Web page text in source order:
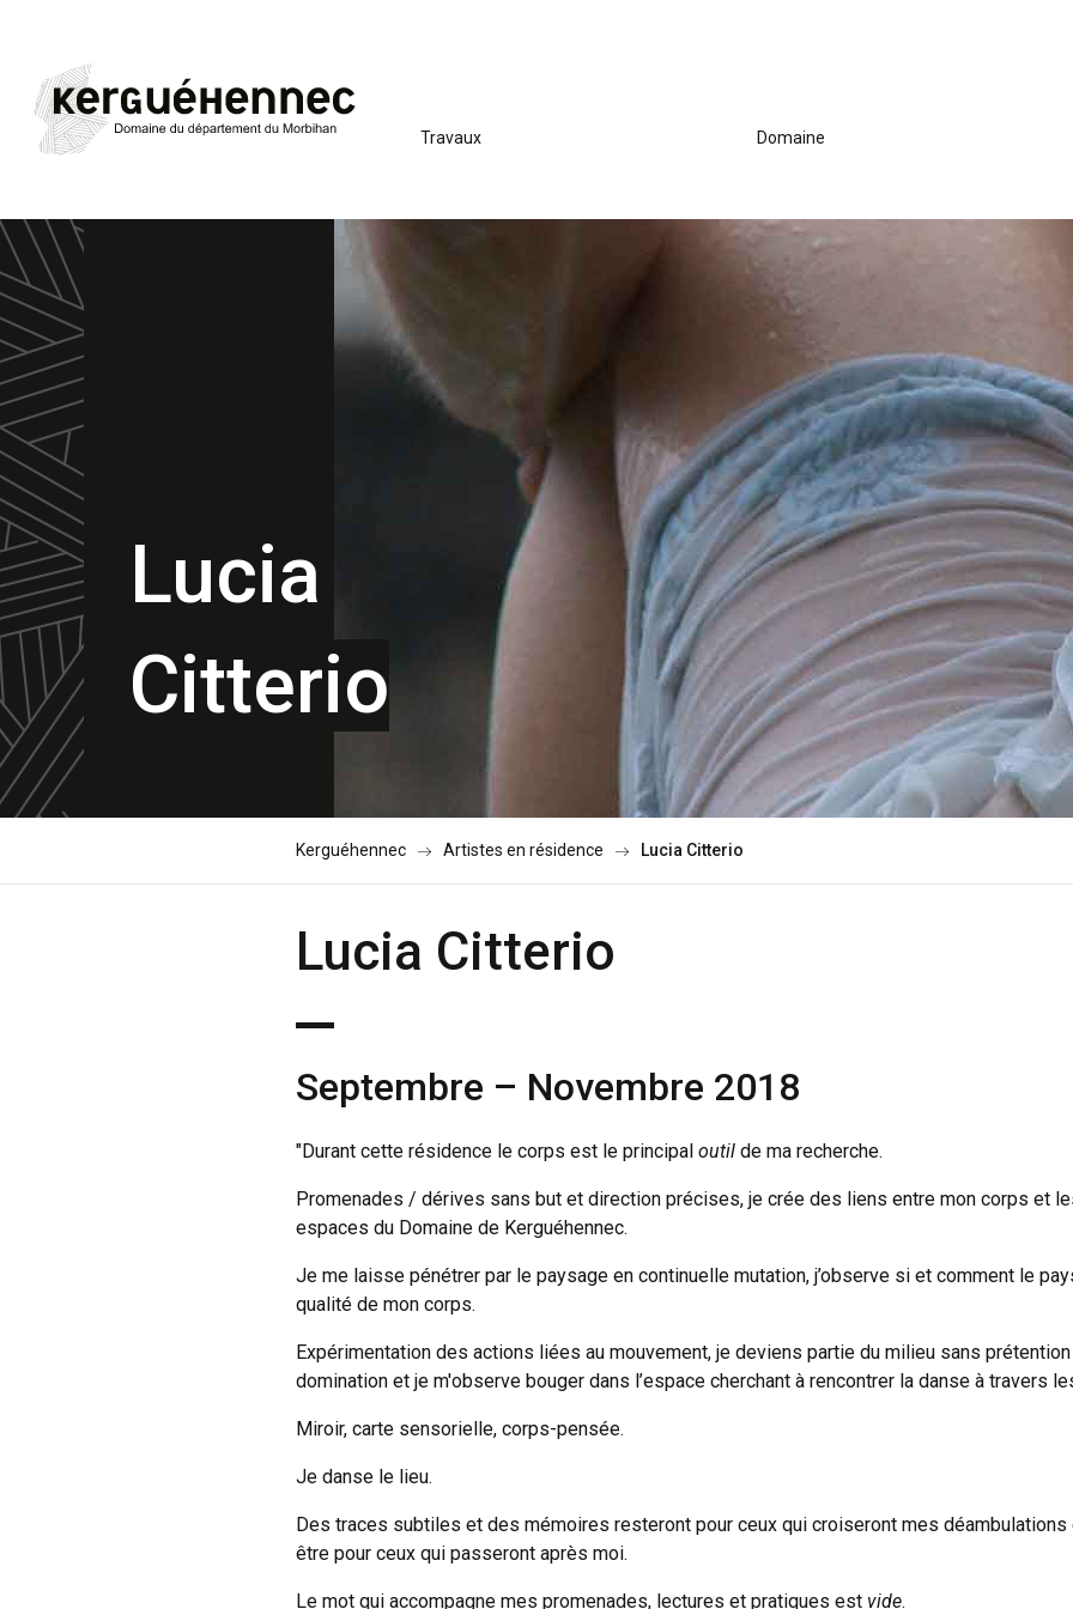
Travaux Domaine
Lucia
Citterio
Kerguéhennec Artistes en résidence Lucia Citterio
Lucia Citterio
Septembre – Novembre 2018
"Durant cette résidence le corps est le principal outil de ma recherche.
Promenades / dérives sans but et direction précises, je crée des liens entre mon corps et
espaces du Domaine de Kerguéhennec.
Je me laisse pénétrer par le paysage en continuelle mutation, j’observe si et comment le
qualité de mon corps.
Expérimentation des actions liées au mouvement, je deviens partie du milieu sans
domination et je m'observe bouger dans l’espace cherchant à rencontrer la danse à travers
Miroir, carte sensorielle, corps-pensée.
Je danse le lieu.
Des traces subtiles et des mémoires resteront pour ceux qui croiseront mes déambulations
être pour ceux qui passeront après moi.
Le mot qui accompagne mes promenades, lectures et pratiques est vide.